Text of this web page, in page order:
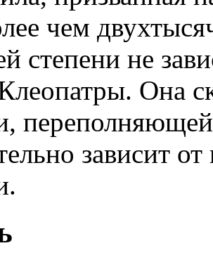
чем
степени не
Она
зависит